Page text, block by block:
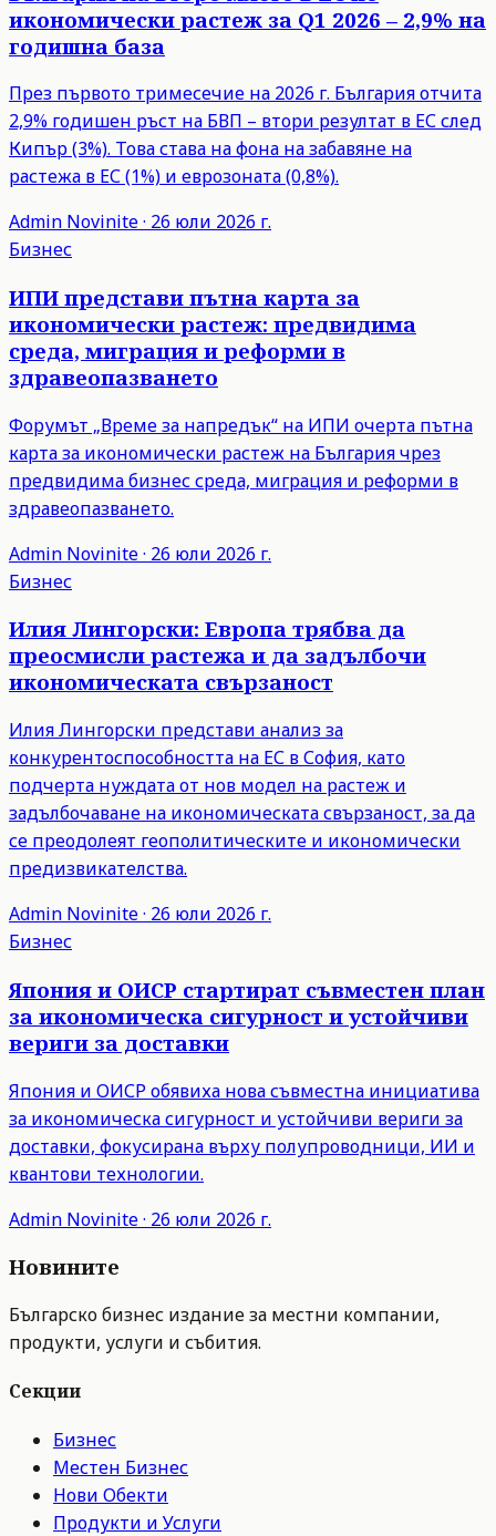
икономически растеж за Q1 2026 – 2,9% на
годишна база
През първото тримесечие на 2026 г. България отчита
2,9% годишен ръст на БВП – втори резултат в ЕС след
Кипър (3%). Това става на фона на забавяне на
растежа в ЕС (1%) и еврозоната (0,8%).
Admin Novinite· 26 юли 2026 г.
Бизнес
ИПИ представи пътна карта за
икономически растеж: предвидима
среда, миграция и реформи в
здравеопазването
Форумът „Време за напредък“ на ИПИ очерта пътна
карта за икономически растеж на България чрез
предвидима бизнес среда, миграция и реформи в
здравеопазването.
Admin Novinite· 26 юли 2026 г.
Бизнес
Илия Лингорски: Европа трябва да
преосмисли растежа и да задълбочи
икономическата свързаност
Илия Лингорски представи анализ за
конкурентоспособността на ЕС в София, като
подчерта нуждата от нов модел на растеж и
задълбочаване на икономическата свързаност, за да
се преодолеят геополитическите и икономически
предизвикателства.
Admin Novinite· 26 юли 2026 г.
Бизнес
Япония и ОИСР стартират съвместен план
за икономическа сигурност и устойчиви
вериги за доставки
Япония и ОИСР обявиха нова съвместна инициатива
за икономическа сигурност и устойчиви вериги за
доставки, фокусирана върху полупроводници, ИИ и
квантови технологии.
Admin Novinite· 26 юли 2026 г.
Новините
Българско бизнес издание за местни компании,
продукти, услуги и събития.
Секции
Бизнес
Местен Бизнес
Нови Обекти
Продукти и Услуги